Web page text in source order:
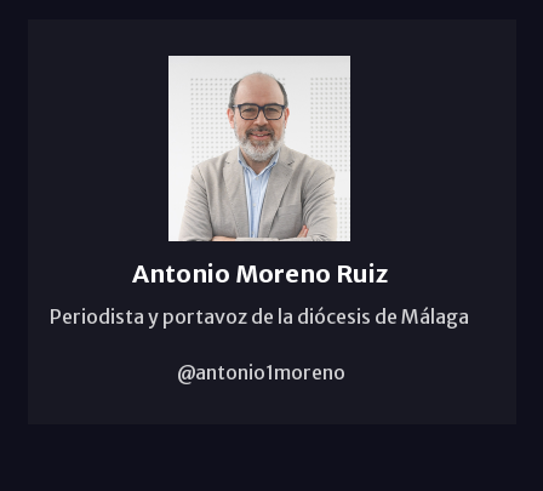
Antonio Moreno Ruiz
Periodista y portavoz de la diócesis de Málaga
@antonio1moreno